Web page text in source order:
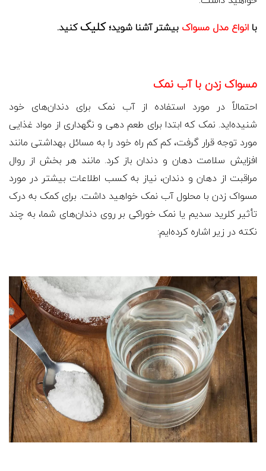
با انواع مدل مسواک بیشتر آشنا شوید؛کلیککنید.
مسواک زدن با آب نمک
احتمالاً در مورد استفاده از آب نمک برای دندان‌های خود
شنیده‌اید. نمک که ابتدا برای طعم دهی و نگهداری از مواد غذایی
مورد توجه قرار گرفت، کم کم راه خود را به مسائل بهداشتی مانند
افزایش سلامت دهان و دندان باز کرد. مانند هر بخش از روال
مراقبت از دهان و دندان، نیاز به کسب اطلاعات بیشتر در مورد
مسواک زدن با محلول آب نمک خواهید داشت. برای کمک به درک
تأثیر کلرید سدیم یا نمک خوراکی بر روی دندان‌های شما، به چند
نکته در زیر اشاره کرده‌ایم: